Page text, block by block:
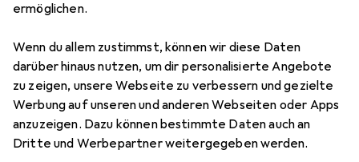
ermöglichen.
Wenn du allem zustimmst, können wir diese Daten
darüber hinaus nutzen, um dir personalisierte Angebote
zu zeigen, unsere Webseite zu verbessern und gezielte
Werbung auf unseren und anderen Webseiten oder Apps
anzuzeigen. Dazu können bestimmte Daten auch an
Dritte und Werbepartner weitergegeben werden.
Creativ Company Holzperlen
Preis in EUR inkl. MwSt.
EUR
7,28
21
Bewertungen Marke
Mehr von Creativ